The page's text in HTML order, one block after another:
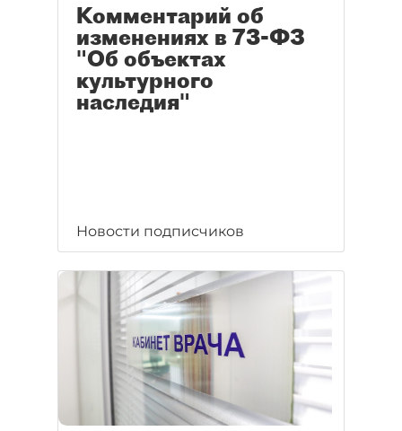
Комментарий об
изменениях в 73-ФЗ
"Об объектах
культурного
наследия"
Новости подписчиков